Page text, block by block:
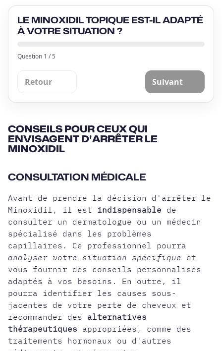
LE MINOXIDIL TOPIQUE EST-IL ADAPTÉ
À VOTRE SITUATION ?
Question 1 /5
Retour Suivant
CONSEILS POUR CEUX QUI
ENVISAGENT D'ARRÊTER LE
MINOXIDIL
CONSULTATION MÉDICALE
Avant de prendre la décision d'arrêter le
Minoxidil, il est indispensable de
consulter un dermatologue ou un médecin
spécialisé dans les problèmes
capillaires. Ce professionnel pourra
analyser votre situation spécifique et
vous fournir des conseils personnalisés
adaptés à vos besoins. En outre, il
pourra identifier les causes sous-
jacentes de votre perte de cheveux et
recommander des alternatives
thérapeutiques appropriées, comme des
traitements hormonaux ou d'autres